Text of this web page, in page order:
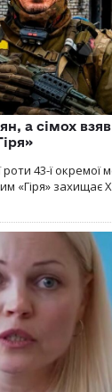
а сімох
43-ї окремої
«Гіря» захищає